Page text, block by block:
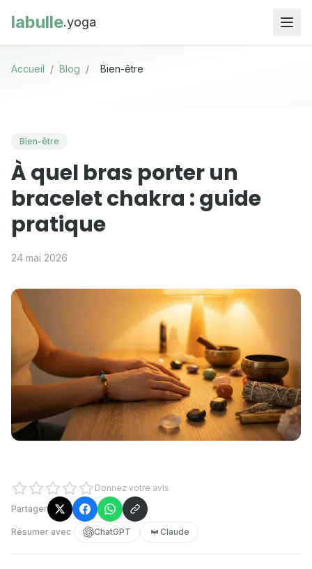
labulle.yoga
Accueil / Blog / Bien-être
Bien-être
À quel bras porter un
bracelet chakra : guide
pratique
24 mai 2026
Donnez votre avis
Partager
Résumer avec ChatGPT Claude